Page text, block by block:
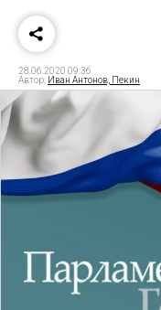
28.06.2020 09:36
Автор: Иван Антонов, Пекин